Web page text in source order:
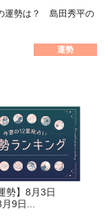
運勢は？ 島田秀平の
運勢
勢】8月3日
9日...